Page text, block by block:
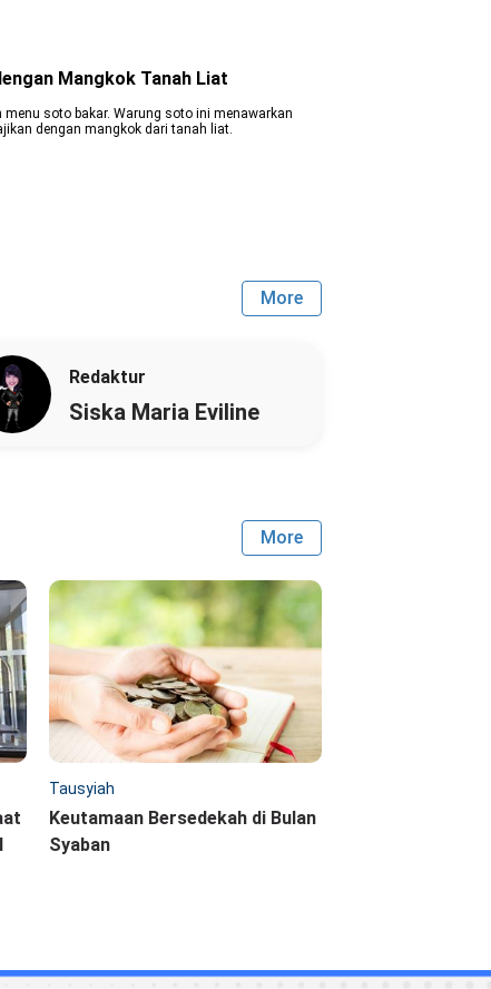
Mangkok Tanah Liat
soto bakar. Warung soto ini menawarkan
dengan mangkok dari tanah liat.
More
Redaktur
Siska Maria Eviline
More
Tausyiah
Keutamaan Bersedekah di Bulan
Syaban